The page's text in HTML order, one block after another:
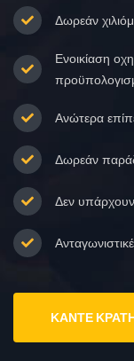
Δωρεάν
Ενοικίαση
Ανώτερα
Δωρεάν
Δεν
ΚΆΝΤΕ